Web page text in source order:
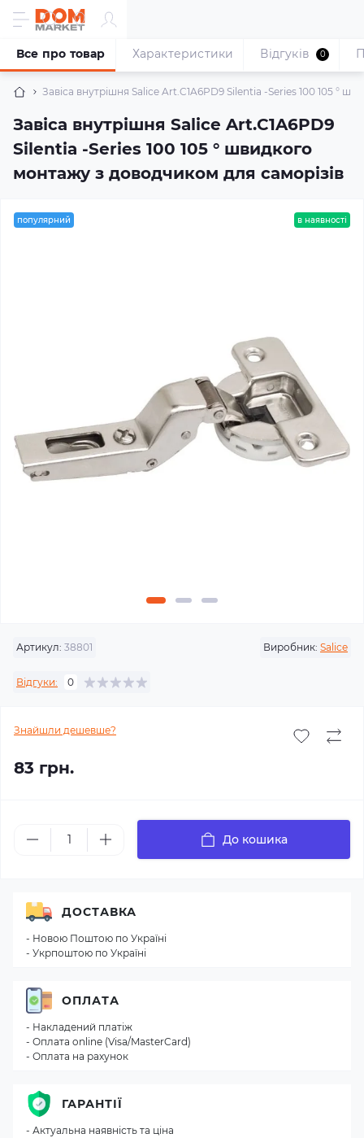
Завіса внутрішня Salice Art.C1A6PD9 Silentia -Series 100 105 °
Завіса внутрішня Salice Art.C1A6PD9
Silentia -Series 100 105 ° швидкого
монтажу з доводчиком для саморізів
Все про товар Характеристики Відгуків 0
популярний в наявності
Артикул: 38801 Виробник: Salice
Відгуки: 0
Знайшли дешевше?
83 грн.
До кошика
ДОСТАВКА
- Новою Поштою по Україні
- Укрпоштою по Україні
ОПЛАТА
- Накладений платіж
- Оплата online (Visa/MasterCard)
- Оплата на рахунок
ГАРАНТІЇ
- Актуальна наявність та ціна